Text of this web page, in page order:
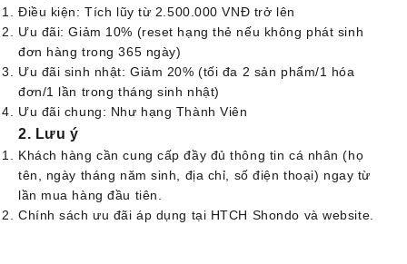
Điều kiện: Tích lũy từ 2.500.000 VNĐ trở lên
Ưu đãi: Giảm 10% (reset hạng thẻ nếu không phát sinh
đơn hàng trong 365 ngày)
Ưu đãi sinh nhật: Giảm 20% (tối đa 2 sản phẩm/1 hóa
đơn/1 lần trong tháng sinh nhật)
Ưu đãi chung: Như hạng Thành Viên
2. Lưu ý
Khách hàng cần cung cấp đầy đủ thông tin cá nhân (họ
tên, ngày tháng năm sinh, địa chỉ, số điện thoại) ngay từ
lần mua hàng đầu tiên.
Chính sách ưu đãi áp dụng tại HTCH Shondo và website.